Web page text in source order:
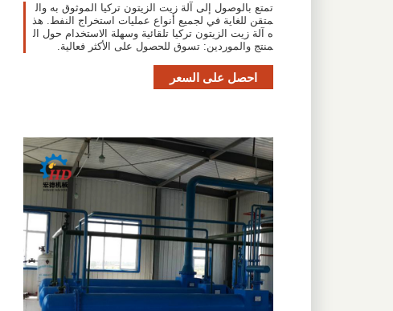
تمتع بالوصول إلى آلة زيت الزيتون تركيا الموثوق به وال
متقن للغاية في لجميع أنواع عمليات استخراج النفط. هذ
ه آلة زيت الزيتون تركيا تلقائية وسهلة الاستخدام حول ال
منتج والموردين: تسوق للحصول على الأكثر فعالية.
احصل على السعر